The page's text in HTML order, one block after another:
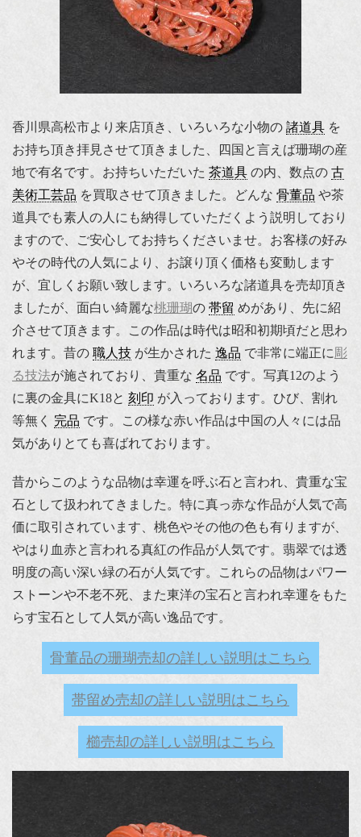
香川県高松市より来店頂き、いろいろな小物の 諸道具 を
お持ち頂き拝見させて頂きました、四国と言えば珊瑚の産
地で有名です。お持ちいただいた 茶道具 の内、数点の 古
美術工芸品 を買取させて頂きました。どんな 骨董品 や茶
道具でも素人の人にも納得していただくよう説明しており
ますので、ご安心してお持ちくださいませ。お客様の好み
やその時代の人気により、お譲り頂く価格も変動します
が、宜しくお願い致します。いろいろな諸道具を売却頂き
ましたが、面白い綺麗な桃珊瑚の 帯留 めがあり、先に紹
介させて頂きます。この作品は時代は昭和初期頃だと思わ
れます。昔の 職人技 が生かされた 逸品 で非常に端正に 彫
る技法が施されており、貴重な 名品 です。写真12のよう
に裏の金具にK18と 刻印 が入っております。ひび、割れ
等無く 完品 です。この様な赤い作品は中国の人々には品
気がありとても喜ばれております。
昔からこのような品物は幸運を呼ぶ石と言われ、貴重な宝
石として扱われてきました。特に真っ赤な作品が人気で高
価に取引されています、桃色やその他の色も有りますが、
やはり血赤と言われる真紅の作品が人気です。翡翠では透
明度の高い深い緑の石が人気です。これらの品物はパワー
ストーンや不老不死、また東洋の宝石と言われ幸運をもた
らす宝石として人気が高い逸品です。
骨董品の珊瑚売却の詳しい説明はこちら
帯留め売却の詳しい説明はこちら
櫛売却の詳しい説明はこちら